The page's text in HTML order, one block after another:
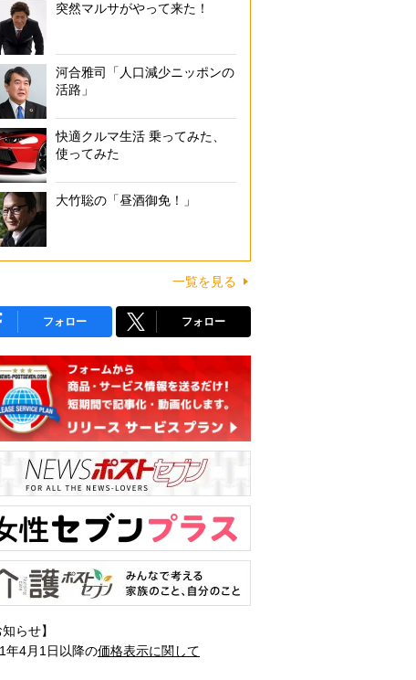
突然マルサがやって来た！
河合雅司「人口減少ニッポンの
活路」
快適クルマ生活 乗ってみた、
使ってみた
大竹聡の「昼酒御免！」
一覧を見る
フォロー フォロー
知らせ】
年4月1日以降の価格表示に関して